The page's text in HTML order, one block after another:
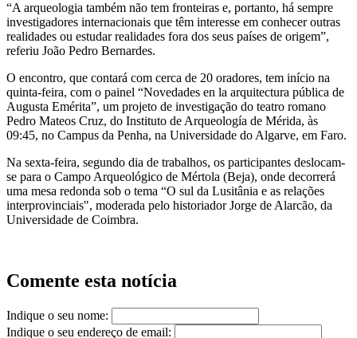
“A arqueologia também não tem fronteiras e, portanto, há sempre
investigadores internacionais que têm interesse em conhecer outras
realidades ou estudar realidades fora dos seus países de origem”,
referiu João Pedro Bernardes.
O encontro, que contará com cerca de 20 oradores, tem início na
quinta-feira, com o painel “Novedades en la arquitectura pública de
Augusta Emérita”, um projeto de investigação do teatro romano
Pedro Mateos Cruz, do Instituto de Arqueología de Mérida, às
09:45, no Campus da Penha, na Universidade do Algarve, em Faro.
Na sexta-feira, segundo dia de trabalhos, os participantes deslocam-
se para o Campo Arqueológico de Mértola (Beja), onde decorrerá
uma mesa redonda sob o tema “O sul da Lusitânia e as relações
interprovinciais", moderada pelo historiador Jorge de Alarcão, da
Universidade de Coimbra.
Comente esta notícia
Indique o seu nome:
Indique o seu endereço de email: